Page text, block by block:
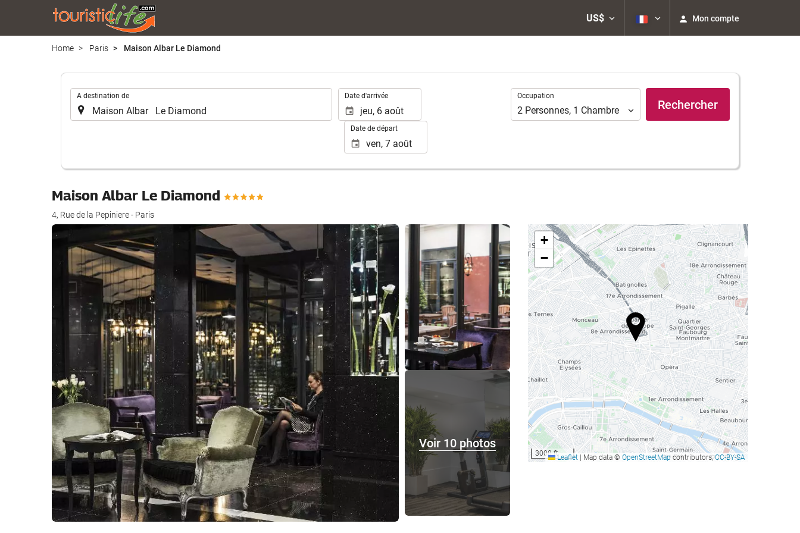
US$ Mon compte
Home Paris Maison Albar Le Diamond
A destination de Date d'arrivée
Date de départ
Occupation
Occupation
2 Personnes, 1 Chambre Rechercher
Maison Albar Le Diamond
4, Rue de la Pepiniere - Paris
Voir 10 photos
Voir 10 photos
+
−
3000 ftLeaflet Map data © OpenStreetMap contributors,CC-BY-SA